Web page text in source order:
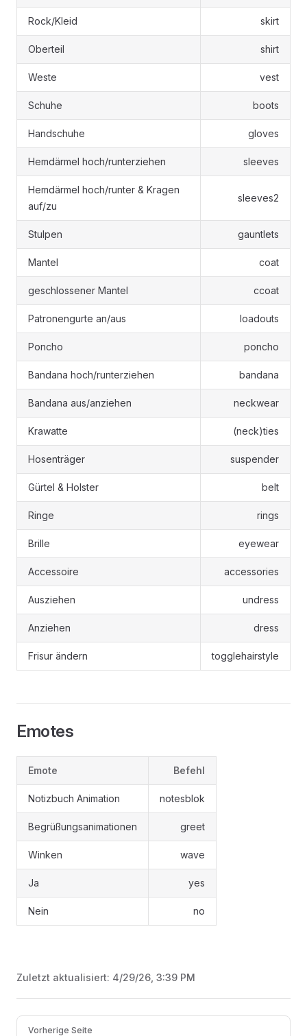
Rock/Kleid skirt
Oberteil shirt
Weste vest
Schuhe boots
Handschuhe gloves
Hemdärmel hoch/runterziehen sleeves
Hemdärmel hoch/runter & Kragen
auf/zu
sleeves2
Stulpen gauntlets
Mantel coat
geschlossener Mantel ccoat
Patronengurte an/aus loadouts
Poncho poncho
Bandana hoch/runterziehen bandana
Bandana aus/anziehen neckwear
Krawatte (neck)ties
Hosenträger suspender
Gürtel & Holster belt
Ringe rings
Brille eyewear
Accessoire accessories
Ausziehen undress
Anziehen dress
Frisur ändern togglehairstyle
Emotes
Emote Befehl
Notizbuch Animation notesblok
Begrüßungsanimationen greet
Winken wave
Ja yes
Nein no
Zuletzt aktualisiert: 4/29/26, 3:39 PM
Pager
Vorherige Seite